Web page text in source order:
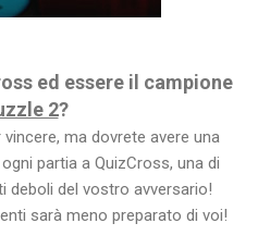
ed essere il campione
2?
ma dovrete avere una
partia a QuizCross, una di
deboli del vostro avversario!
sarà meno preparato di voi!